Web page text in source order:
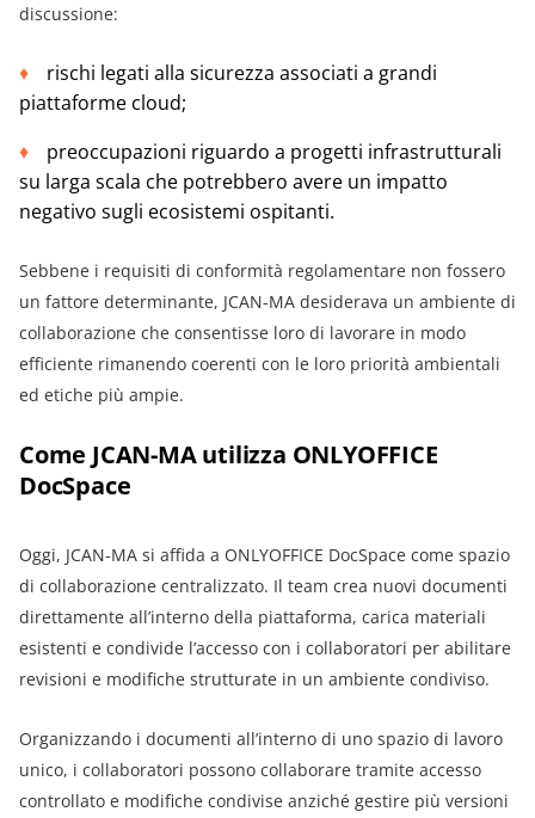
discussione:
rischi legati alla sicurezza associati a grandi
piattaforme cloud;
preoccupazioni riguardo a progetti infrastrutturali
su larga scala che potrebbero avere un impatto
negativo sugli ecosistemi ospitanti.
Sebbene i requisiti di conformità regolamentare non fossero
un fattore determinante, JCAN-MA desiderava un ambiente di
collaborazione che consentisse loro di lavorare in modo
efficiente rimanendo coerenti con le loro priorità ambientali
ed etiche più ampie.
Come JCAN-MA utilizza ONLYOFFICE
DocSpace
Oggi, JCAN-MA si affida a ONLYOFFICE DocSpace come spazio
di collaborazione centralizzato. Il team crea nuovi documenti
direttamente all’interno della piattaforma, carica materiali
esistenti e condivide l’accesso con i collaboratori per abilitare
revisioni e modifiche strutturate in un ambiente condiviso.
Organizzando i documenti all’interno di uno spazio di lavoro
unico, i collaboratori possono collaborare tramite accesso
controllato e modifiche condivise anziché gestire più versioni